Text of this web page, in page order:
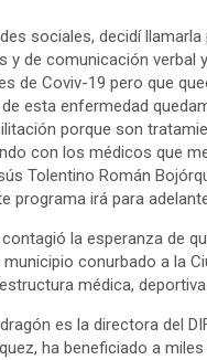
decidí llamarla
de comunicación verbal
de Coviv-19 pero que
esta enfermedad
porque son
con los médicos que
Tolentino Román
programa irá para
la esperanza de
conurbado a la
médica,
es la directora del DIF
ha beneficiado a